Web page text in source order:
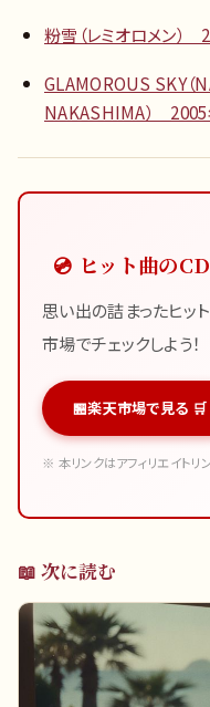
粉雪（レミオロメン）
GLAMOROUS SKY
NAKASHIMA） 2005
💿 ヒット曲の
思い出の詰まったヒッ
市場でチェックしよう！
楽天市場で見る 🛒
※ 本リンクはアフィリエイトリン
📖 次に読む